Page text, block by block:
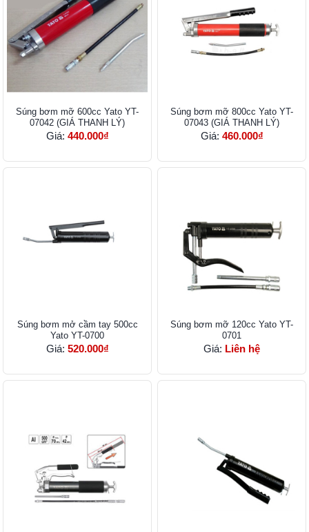
Súng bơm mỡ 600cc Yato YT-
07042 (GIÁ THANH LÝ)
Giá: 440.000₫
Súng bơm mỡ 800cc Yato YT-
07043 (GIÁ THANH LÝ)
Giá: 460.000₫
Súng bơm mở cầm tay 500cc
Yato YT-0700
Giá: 520.000₫
Súng bơm mỡ 120cc Yato YT-
0701
Giá: Liên hệ